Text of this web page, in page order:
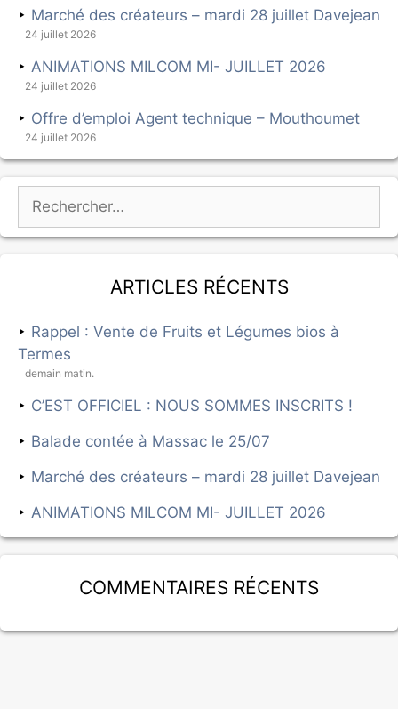
Marché des créateurs – mardi 28 juillet Davejean
24 juillet 2026
ANIMATIONS MILCOM MI- JUILLET 2026
24 juillet 2026
Offre d’emploi Agent technique – Mouthoumet
24 juillet 2026
Articles récents
Rappel : Vente de Fruits et Légumes bios à
Termes
demain matin.
C’EST OFFICIEL : NOUS SOMMES INSCRITS !
Balade contée à Massac le 25/07
Marché des créateurs – mardi 28 juillet Davejean
ANIMATIONS MILCOM MI- JUILLET 2026
Commentaires récents